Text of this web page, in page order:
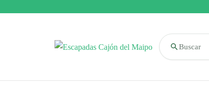
Buscar